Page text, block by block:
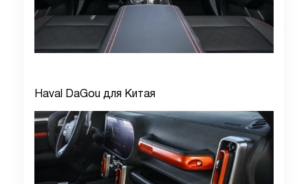
Haval DaGou для Китая